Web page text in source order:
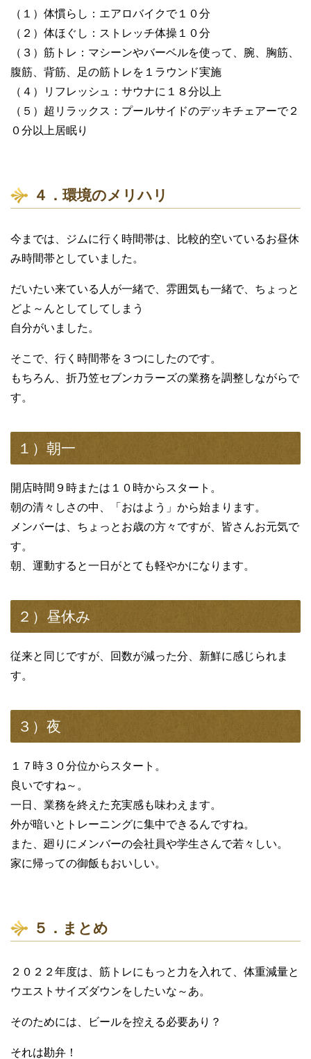
（１）体慣らし：エアロバイクで１０分
（２）体ほぐし：ストレッチ体操１０分
（３）筋トレ：マシーンやバーベルを使って、腕、胸筋、
腹筋、背筋、足の筋トレを１ラウンド実施
（４）リフレッシュ：サウナに１８分以上
（５）超リラックス：プールサイドのデッキチェアーで２
０分以上居眠り
４．環境のメリハリ
今までは、ジムに行く時間帯は、比較的空いているお昼休
み時間帯としていました。
だいたい来ている人が一緒で、雰囲気も一緒で、ちょっと
どよ～んとしてしてしまう
自分がいました。
そこで、行く時間帯を３つにしたのです。
もちろん、折乃笠セブンカラーズの業務を調整しながらで
す。
１）朝一
開店時間９時または１０時からスタート。
朝の清々しさの中、「おはよう」から始まります。
メンバーは、ちょっとお歳の方々ですが、皆さんお元気で
す。
朝、運動すると一日がとても軽やかになります。
２）昼休み
従来と同じですが、回数が減った分、新鮮に感じられま
す。
３）夜
１７時３０分位からスタート。
良いですね～。
一日、業務を終えた充実感も味わえます。
外が暗いとトレーニングに集中できるんですね。
また、廻りにメンバーの会社員や学生さんで若々しい。
家に帰っての御飯もおいしい。
５．まとめ
２０２２年度は、筋トレにもっと力を入れて、体重減量と
ウエストサイズダウンをしたいな～あ。
そのためには、ビールを控える必要あり？
それは勘弁！